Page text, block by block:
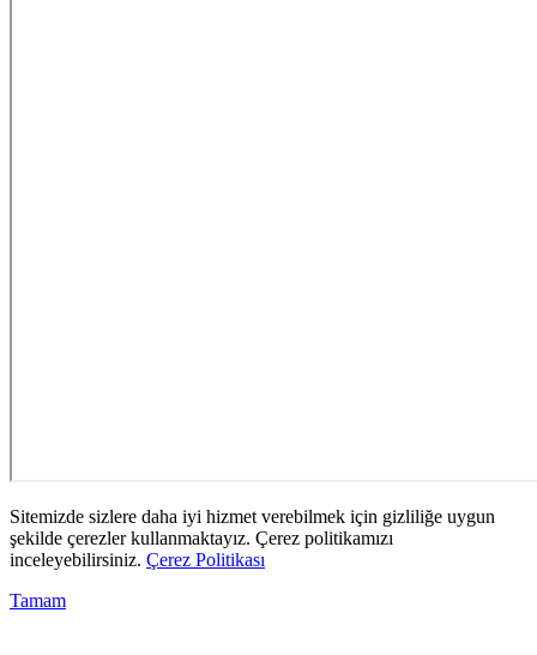
Sitemizde sizlere daha iyi hizmet verebilmek için gizliliğe uygun
şekilde çerezler kullanmaktayız. Çerez politikamızı
inceleyebilirsiniz. Çerez Politikası
Tamam